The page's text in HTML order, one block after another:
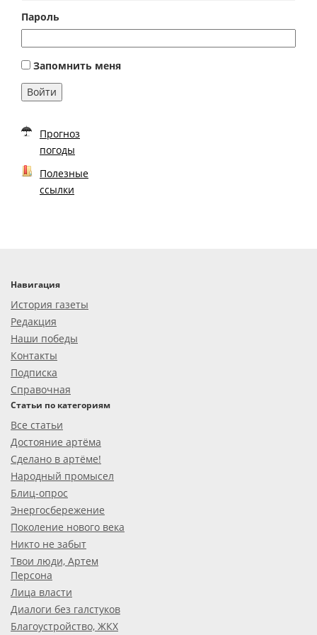
Пароль
Запомнить меня
Войти
Прогноз
погоды
Полезные
ссылки
Навигация
История газеты
Редакция
Наши победы
Контакты
Подписка
Справочная
Статьи по категориям
Все статьи
Достояние артёма
Сделано в артёме!
Народный промысел
Блиц-опрос
Энергосбережение
Поколение нового века
Никто не забыт
Твои люди, Артем
Персона
Лица власти
Диалоги без галстуков
Благоустройство, ЖКХ